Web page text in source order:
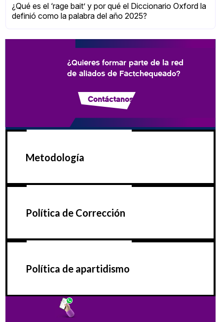
¿Qué es el ‘rage bait’ y por qué el Diccionario Oxford la
definió como la palabra del año 2025?
¿Quieres formar parte de la red
de aliados de Factchequeado?
Contáctanos
Metodología
Política de Corrección
Política de apartidismo